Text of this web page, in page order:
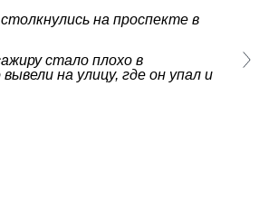
на проспекте в
стало плохо в
на улицу, где он упал и